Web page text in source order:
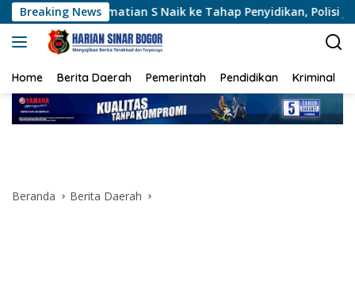
Langsung
ke
konten
Breaking News
S Naik ke Tahap Penyidikan, Polisi Jadwalkan Ekshumasi
Home Berita Daerah Pemerintah Pendidikan Kriminal
Beranda Berita Daerah